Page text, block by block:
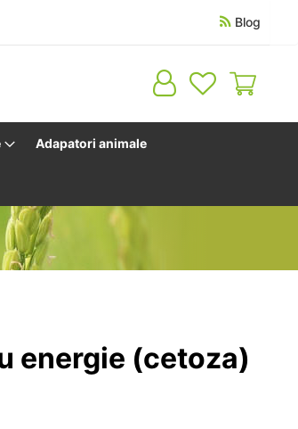
Blog
Cosul
Adapatori animale
energie (cetoza)